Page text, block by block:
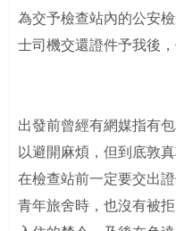
為交予檢查站內的公安
士司機交還證件予我後
出發前曾經有網媒指有
以避開麻煩，但到底敦
在檢查站前一定要交出
青年旅舍時，也沒有被